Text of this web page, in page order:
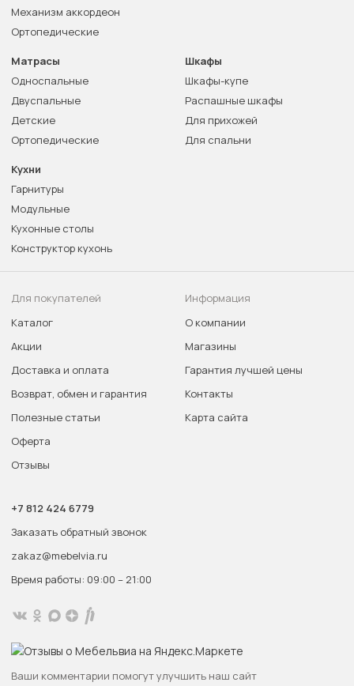
Механизм аккордеон
Ортопедические
Матрасы
Односпальные
Двуспальные
Детские
Ортопедические
Шкафы
Шкафы-купе
Распашные шкафы
Для прихожей
Для спальни
Кухни
Гарнитуры
Модульные
Кухонные столы
Конструктор кухонь
Для покупателей
Каталог
Акции
Доставка и оплата
Возврат, обмен и гарантия
Полезные статьи
Оферта
Отзывы
Информация
О компании
Магазины
Гарантия лучшей цены
Контакты
Карта сайта
+7 812 424 6779
Заказать обратный звонок
zakaz@mebelvia.ru
Время работы: 09:00 – 21:00
Ваши комментарии помогут улучшить наш сайт